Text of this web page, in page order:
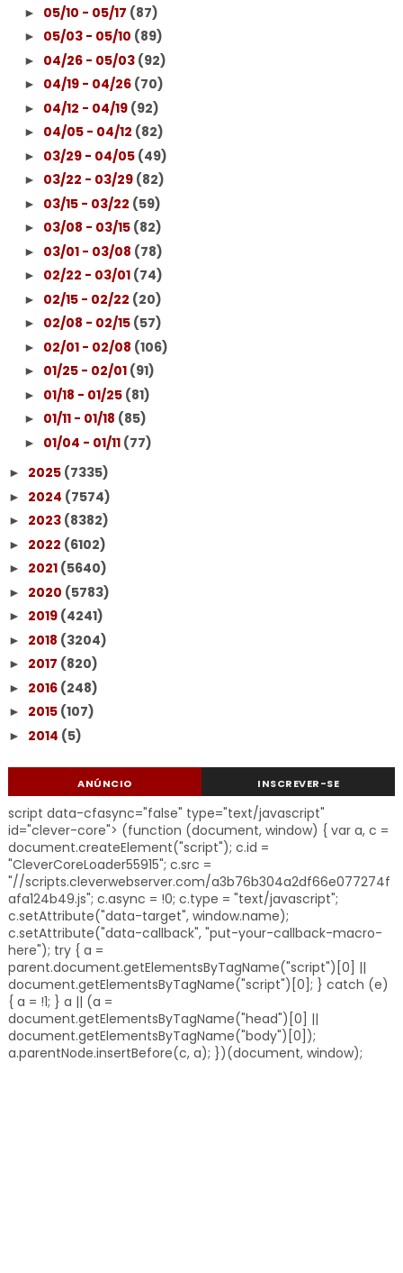
► 05/10 - 05/17 (87)
► 05/03 - 05/10 (89)
► 04/26 - 05/03 (92)
► 04/19 - 04/26 (70)
► 04/12 - 04/19 (92)
► 04/05 - 04/12 (82)
► 03/29 - 04/05 (49)
► 03/22 - 03/29 (82)
► 03/15 - 03/22 (59)
► 03/08 - 03/15 (82)
► 03/01 - 03/08 (78)
► 02/22 - 03/01 (74)
► 02/15 - 02/22 (20)
► 02/08 - 02/15 (57)
► 02/01 - 02/08 (106)
► 01/25 - 02/01 (91)
► 01/18 - 01/25 (81)
► 01/11 - 01/18 (85)
► 01/04 - 01/11 (77)
► 2025 (7335)
► 2024 (7574)
► 2023 (8382)
► 2022 (6102)
► 2021 (5640)
► 2020 (5783)
► 2019 (4241)
► 2018 (3204)
► 2017 (820)
► 2016 (248)
► 2015 (107)
► 2014 (5)
ANÚNCIO INSCREVER-SE
script data-cfasync="false" type="text/javascript"
id="clever-core"> (function (document, window) { var a, c =
document.createElement("script"); c.id =
"CleverCoreLoader55915"; c.src =
"//scripts.cleverwebserver.com/a3b76b304a2df66e077274f
afa124b49.js"; c.async = !0; c.type = "text/javascript";
c.setAttribute("data-target", window.name);
c.setAttribute("data-callback", "put-your-callback-macro-
here"); try { a =
parent.document.getElementsByTagName("script")[0] ||
document.getElementsByTagName("script")[0]; } catch (e)
{ a = !1; } a || (a =
document.getElementsByTagName("head")[0] ||
document.getElementsByTagName("body")[0]);
a.parentNode.insertBefore(c, a); })(document, window);